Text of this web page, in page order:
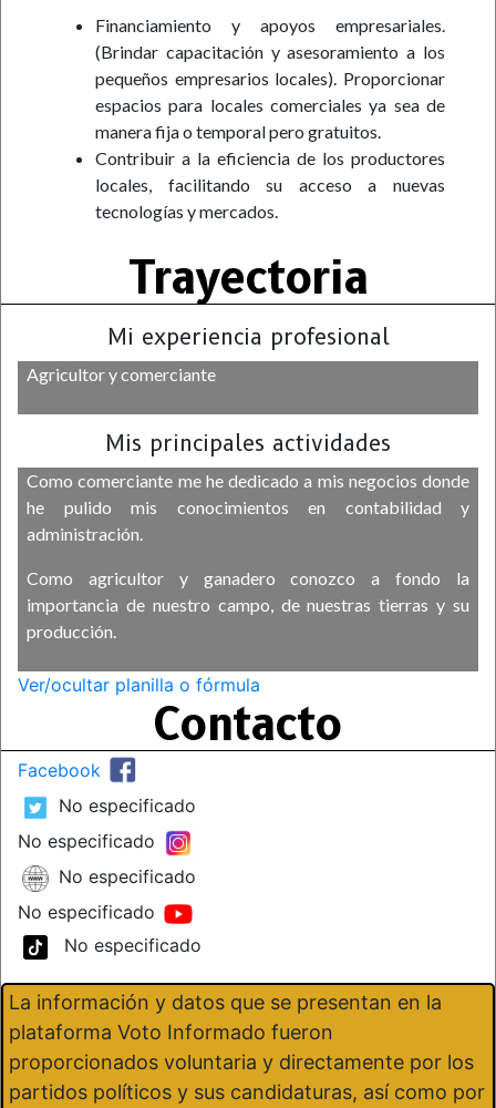
Financiamiento y apoyos empresariales.
(Brindar capacitación y asesoramiento a los
pequeños empresarios locales). Proporcionar
espacios para locales comerciales ya sea de
manera fija o temporal pero gratuitos.
Contribuir a la eficiencia de los productores
locales, facilitando su acceso a nuevas
tecnologías y mercados.
Trayectoria
Mi experiencia profesional
Agricultor y comerciante
Mis principales actividades
Como comerciante me he dedicado a mis negocios donde
he pulido mis conocimientos en contabilidad y
administración.
Como agricultor y ganadero conozco a fondo la
importancia de nuestro campo, de nuestras tierras y su
producción.
Ver/ocultar planilla o fórmula
Contacto
Facebook
No especificado
No especificado
No especificado
No especificado
No especificado
La información y datos que se presentan en la
plataforma Voto Informado fueron
proporcionados voluntaria y directamente por los
partidos políticos y sus candidaturas, así como por